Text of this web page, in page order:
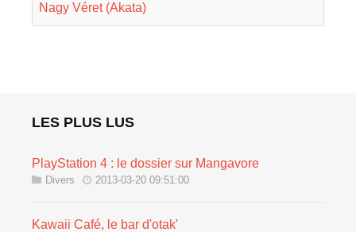
Nagy Véret (Akata)
LES PLUS LUS
PlayStation 4 : le dossier sur Mangavore
Divers 2013-03-20 09:51:00
Kawaii Café, le bar d'otak'